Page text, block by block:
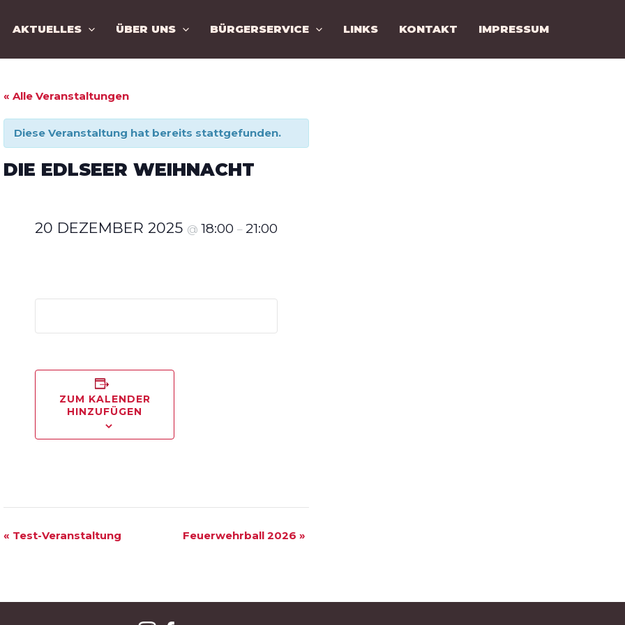
AKTUELLES ÜBER UNS BÜRGERSERVICE LINKS KONTAKT IMPRESSUM
« Alle Veranstaltungen
Diese Veranstaltung hat bereits stattgefunden.
DIE EDLSEER WEIHNACHT
20 DEZEMBER 2025 @ 18:00 – 21:00
ZUM KALENDER
HINZUFÜGEN
VERANSTALTUNG
« Test-Veranstaltung Feuerwehrball 2026 »